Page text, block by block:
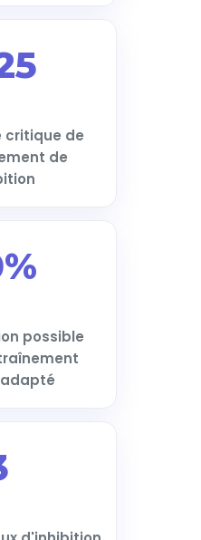
critique de
de
possible